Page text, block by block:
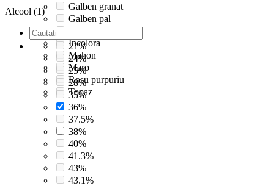
Galben granat
Galben pal
Incolor
Incolora
Mahon
Maro
Rosu purpuriu
Topaz
Alcool (1)
21%
24%
25%
28%
35%
36%
37.5%
38%
40%
41.3%
43%
43.1%